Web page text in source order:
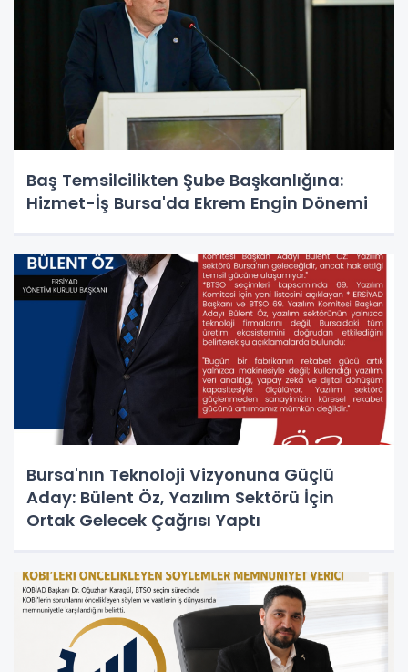
Baş Temsilcilikten Şube Başkanlığına:
Hizmet-İş Bursa'da Ekrem Engin Dönemi
Bursa'nın Teknoloji Vizyonuna Güçlü
Aday: Bülent Öz, Yazılım Sektörü İçin
Ortak Gelecek Çağrısı Yaptı